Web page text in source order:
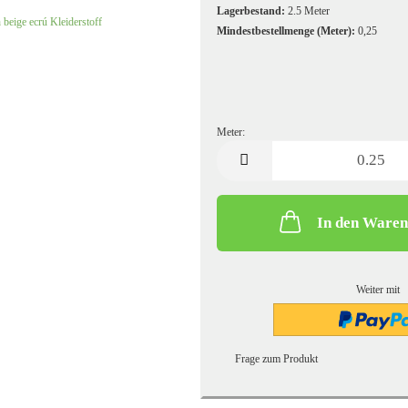
Leinen uni
Sweatshirt/French Terry
Lagerbestand: 2.5 Meter
Mindestbestellmenge (Meter): 0,25
Meter:
Meter
In den
Weiter mit
Frage zum Produkt